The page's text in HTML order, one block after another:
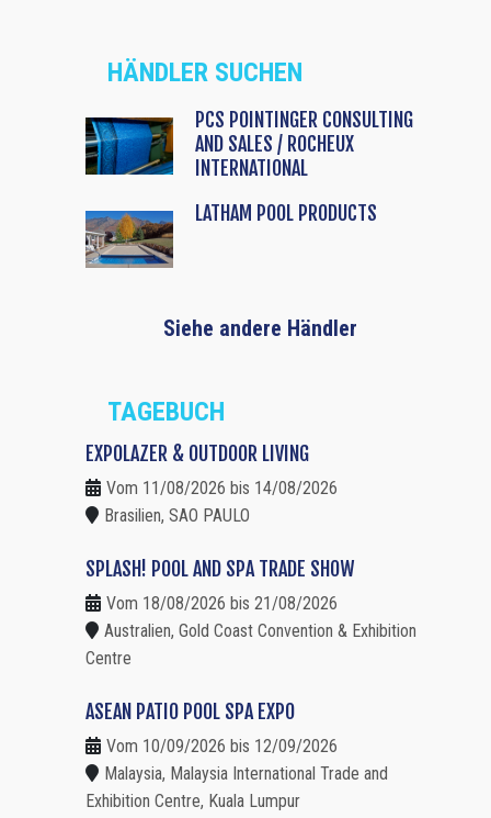
HÄNDLER SUCHEN
PCS POINTINGER CONSULTING
AND SALES / ROCHEUX
INTERNATIONAL
LATHAM POOL PRODUCTS
Siehe andere Händler
TAGEBUCH
EXPOLAZER & OUTDOOR LIVING
Vom 11/08/2026 bis 14/08/2026
Brasilien, SAO PAULO
SPLASH! POOL AND SPA TRADE SHOW
Vom 18/08/2026 bis 21/08/2026
Australien, Gold Coast Convention & Exhibition
Centre
ASEAN PATIO POOL SPA EXPO
Vom 10/09/2026 bis 12/09/2026
Malaysia, Malaysia International Trade and
Exhibition Centre, Kuala Lumpur